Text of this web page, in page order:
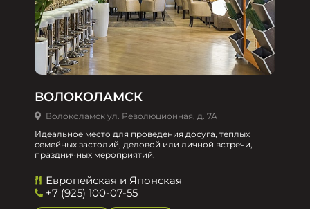
ВОЛОКОЛАМСК
Волоколамск ул. Революционная, д. 7А
Идеальное место для проведения досуга, теплых
семейных застолий, деловой или личной встречи,
праздничных мероприятий.
Европейская и Японская
+7 (925) 100-07-55